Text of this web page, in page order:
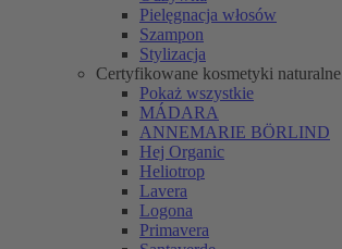
Pielęgnacja włosów
Szampon
Stylizacja
Certyfikowane kosmetyki naturalne
Pokaż wszystkie
MÁDARA
ANNEMARIE BÖRLIND
Hej Organic
Heliotrop
Lavera
Logona
Primavera